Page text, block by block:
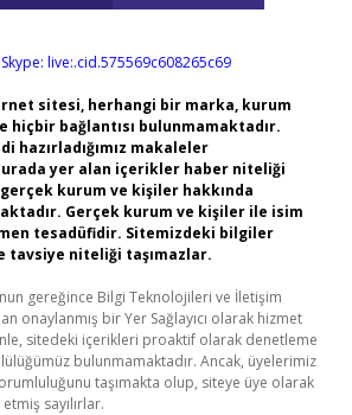
Skype: live:.cid.575569c608265c69
sitesi, herhangi bir marka, kurum
hiçbir bağlantısı bulunmamaktadır.
hazırladığımız makaleler
yer alan içerikler haber niteliği
kurum ve kişiler hakkında
Gerçek kurum ve kişiler ile isim
tesadüfidir. Sitemizdeki bilgiler
tavsiye niteliği taşımazlar.
gereğince Bilgi Teknolojileri ve İletişim
onaylanmış bir Yer Sağlayıcı olarak hizmet
sitedeki içerikleri proaktif olarak denetleme
bulunmamaktadır. Ancak, üyelerimiz
taşımakta olup, siteye üye olarak
sayılırlar.